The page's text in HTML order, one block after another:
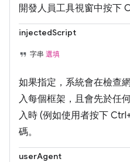
開發人員工具視窗中按下
injectedScript
字串 選填
如果指定，系統會在檢查
入每個框架，且會先於任
入時 (例如使用者按下
碼。
userAgent